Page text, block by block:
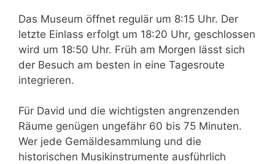
Das Museum öffnet regulär um 8:15 Uhr. Der
letzte Einlass erfolgt um 18:20 Uhr, geschlossen
wird um 18:50 Uhr. Früh am Morgen lässt sich
der Besuch am besten in eine Tagesroute
integrieren.
Für David und die wichtigsten angrenzenden
Räume genügen ungefähr 60 bis 75 Minuten.
Wer jede Gemäldesammlung und die
historischen Musikinstrumente ausführlich